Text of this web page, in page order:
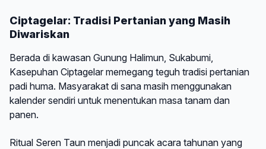
Ciptagelar: Tradisi Pertanian yang Masih
Diwariskan
Berada di kawasan Gunung Halimun, Sukabumi,
Kasepuhan Ciptagelar memegang teguh tradisi pertanian
padi huma. Masyarakat di sana masih menggunakan
kalender sendiri untuk menentukan masa tanam dan
panen.
Ritual Seren Taun menjadi puncak acara tahunan yang